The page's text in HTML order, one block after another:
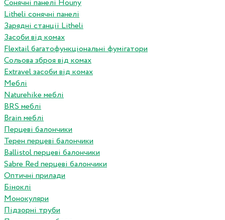
Сонячні панелі Houny
Litheli сонячні панелі
Зарядні станції Litheli
Засоби від комах
Flextail багатофункціональні фумігатори
Сольова зброя від комах
Extravel засоби від комах
Меблі
Naturehike меблі
BRS меблі
Brain меблі
Перцеві балончики
Терен перцеві балончики
Ballistol перцеві балончики
Sabre Red перцеві балончики
Оптичні прилади
Біноклі
Монокуляри
Підзорні труби